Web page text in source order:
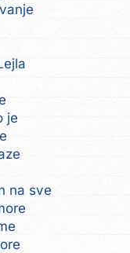
je
na sve